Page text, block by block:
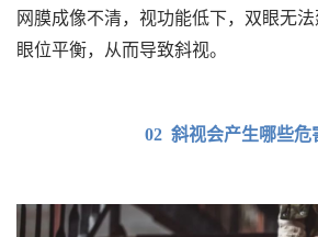
网膜成像不清，视功能低下，双眼无
眼位平衡，从而导致斜视。
02 斜视会产生哪些危